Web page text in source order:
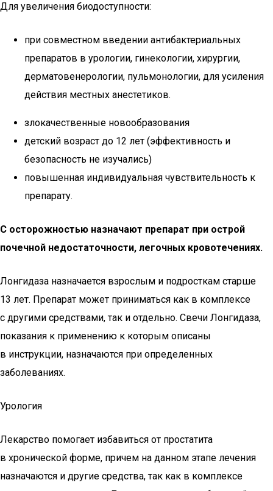
Для увеличения биодоступности:
при совместном введении антибактериальных
препаратов в урологии, гинекологии, хирургии,
дерматовенерологии, пульмонологии, для усиления
действия местных анестетиков.
злокачественные новообразования
детский возраст до 12 лет (эффективность и
безопасность не изучались)
повышенная индивидуальная чувствительность к
препарату.
С осторожностью назначают препарат при острой
почечной недостаточности, легочных кровотечениях.
Лонгидаза назначается взрослым и подросткам старше
13 лет. Препарат может приниматься как в комплексе
с другими средствами, так и отдельно. Свечи Лонгидаза,
показания к применению к которым описаны
в инструкции, назначаются при определенных
заболеваниях.
Урология
Лекарство помогает избавиться от простатита
в хронической форме, причем на данном этапе лечения
назначаются и другие средства, так как в комплексе